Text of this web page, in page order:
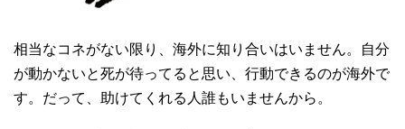
相当なコネがない限り、海外に知り合いはいません。自分
が動かないと死が待ってると思い、行動できるのが海外で
す。だって、助けてくれる人誰もいませんから。